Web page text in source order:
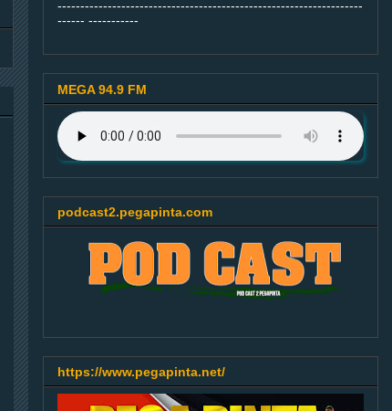
-------------------------------------------------------------------
------ -----------
MEGA 94.9 FM
podcast2.pegapinta.com
https://www.pegapinta.net/